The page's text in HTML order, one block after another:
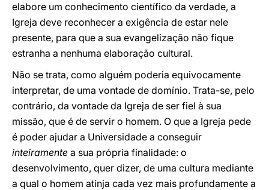
elabore um conhecimento científico da verdade, a
Igreja deve reconhecer a exigência de estar nele
presente, para que a sua evangelização não fique
estranha a nenhuma elaboração cultural.
Não se trata, como alguém poderia equivocamente
interpretar, de uma vontade de domínio. Trata-se, pelo
contrário, da vontade da Igreja de ser fiel à sua
missão, que é de servir o homem. O que a Igreja pede
é poder ajudar a Universidade a conseguir
inteiramente a sua própria finalidade: o
desenvolvimento, quer dizer, de uma cultura mediante
a qual o homem atinja cada vez mais profundamente a